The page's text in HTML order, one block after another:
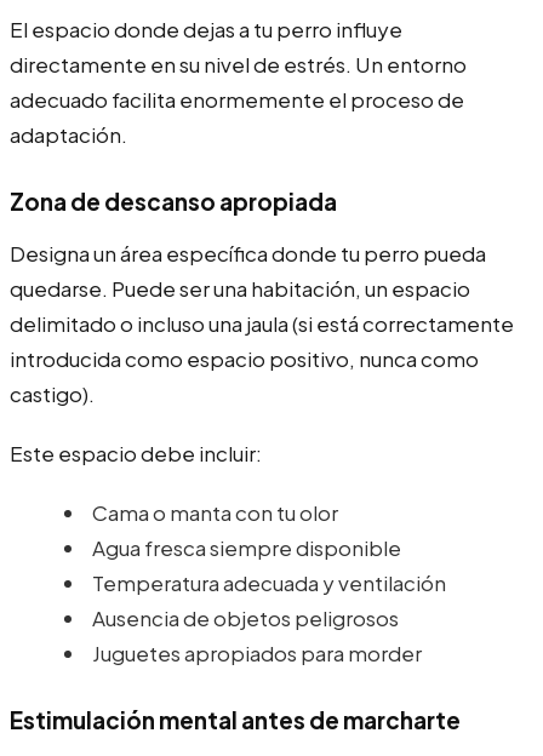
El espacio donde dejas a tu perro influye
directamente en su nivel de estrés. Un entorno
adecuado facilita enormemente el proceso de
adaptación.
Zona de descanso apropiada
Designa un área específica donde tu perro pueda
quedarse. Puede ser una habitación, un espacio
delimitado o incluso una jaula (si está correctamente
introducida como espacio positivo, nunca como
castigo).
Este espacio debe incluir:
Cama o manta con tu olor
Agua fresca siempre disponible
Temperatura adecuada y ventilación
Ausencia de objetos peligrosos
Juguetes apropiados para morder
Estimulación mental antes de marcharte